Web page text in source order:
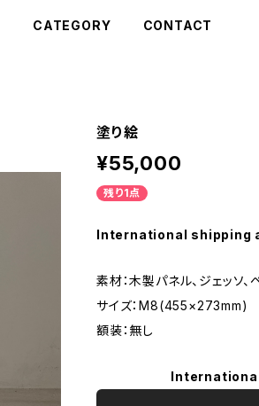
CATEGORY CONTACT
塗り絵
¥55,000
残り1点
International shipping
素材：木製パネル、ジェッソ、
サイズ：M8(455×273mm)
額装：無し